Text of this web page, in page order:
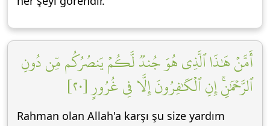
أَمَّنۡ هَٰذَا ٱلَّذِي هُوَ جُندٞ لَّكُمۡ يَنصُرُكُم مِّن دُونِ
ٱلرَّحۡمَٰنِۚ إِنِ ٱلۡكَٰفِرُونَ إِلَّا فِي غُرُورٍ [٢٠]
Rahman olan Allah'a karşı şu size yardım